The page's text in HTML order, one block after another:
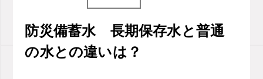
防災備蓄水 長期保存水と普通
の水との違いは？